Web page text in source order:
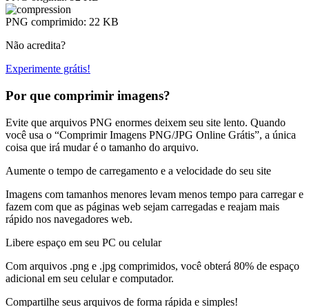
PNG comprimido: 22 KB
Não acredita?
Experimente grátis!
Por que comprimir imagens?
Evite que arquivos PNG enormes deixem seu site lento. Quando
você usa o “Comprimir Imagens PNG/JPG Online Grátis”, a única
coisa que irá mudar é o tamanho do arquivo.
Aumente o tempo de carregamento e a velocidade do seu site
Imagens com tamanhos menores levam menos tempo para carregar e
fazem com que as páginas web sejam carregadas e reajam mais
rápido nos navegadores web.
Libere espaço em seu PC ou celular
Com arquivos .png e .jpg comprimidos, você obterá 80% de espaço
adicional em seu celular e computador.
Compartilhe seus arquivos de forma rápida e simples!